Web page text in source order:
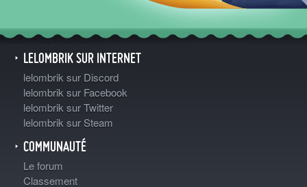
LELOMBRIK SUR INTERNET
lelombrik sur Discord
lelombrik sur Facebook
lelombrik sur Twitter
lelombrik sur Steam
COMMUNAUTÉ
Le forum
Classement